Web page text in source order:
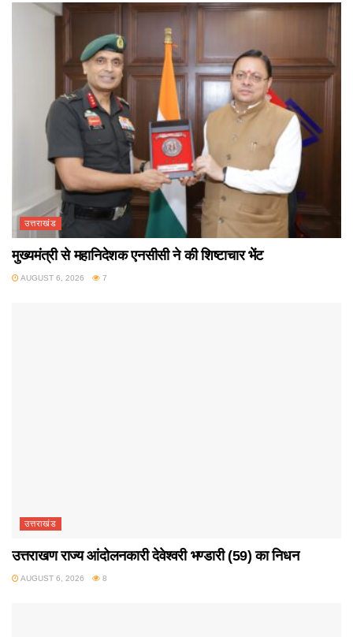
उत्तराखंड
मुख्यमंत्री से महानिदेशक एनसीसी ने की शिष्टाचार भेंट
AUGUST 6, 2026 7
उत्तराखंड
उत्तराखण राज्य आंदोलनकारी देवेश्वरी भण्डारी (59) का निधन
AUGUST 6, 2026 8